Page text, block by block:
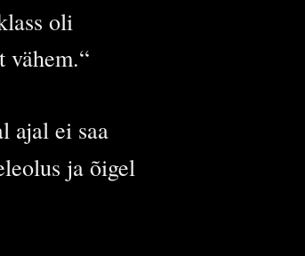
oli
vähem.“
ajal ei saa
ja õigel